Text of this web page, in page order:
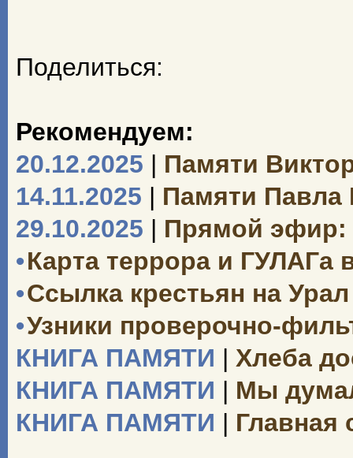
Поделиться:
Рекомендуем:
20.12.2025 | Памяти
14.11.2025 | Памяти Павла
29.10.2025 | Прямой эфир:
•Карта террора и ГУЛАГа
•Ссылка крестьян на
•Узники проверочно-
КНИГА ПАМЯТИ | Хлеба
КНИГА ПАМЯТИ | Мы
КНИГА ПАМЯТИ | Главная